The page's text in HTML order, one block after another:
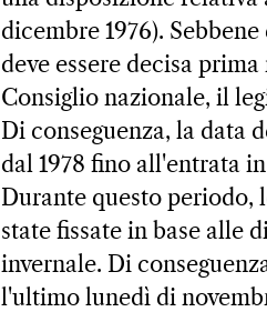
dicembre 1976).
deve essere decisa
Consiglio nazionale, il
Di conseguenza, la data
dal 1978 fino all'entrata
Durante questo periodo,
state fissate in base alle
invernale. Di
l'ultimo lunedì di